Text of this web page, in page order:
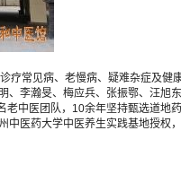
常见病、老慢病、疑难杂症及健
李瀚旻、梅应兵、张振鄂、汪旭
中医团队，10余年坚持甄选道地
医药大学中医养生实践基地授权